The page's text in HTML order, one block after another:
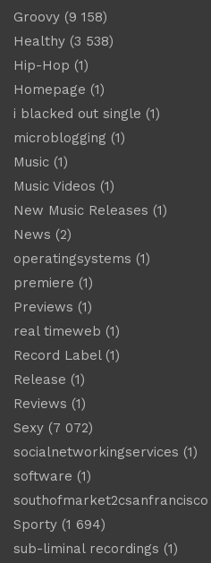
Groovy (9 158)
Healthy (3 538)
Hip-Hop (1)
Homepage (1)
i blacked out single (1)
microblogging (1)
Music (1)
Music Videos (1)
New Music Releases (1)
News (2)
operatingsystems (1)
premiere (1)
Previews (1)
real timeweb (1)
Record Label (1)
Release (1)
Reviews (1)
Sexy (7 072)
socialnetworkingservices (1)
software (1)
southofmarket2csanfrancisco
Sporty (1 694)
sub-liminal recordings (1)